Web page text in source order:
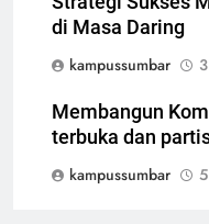
di Masa Daring
kampussumbar
Membangun
terbuka dan
kampussumbar